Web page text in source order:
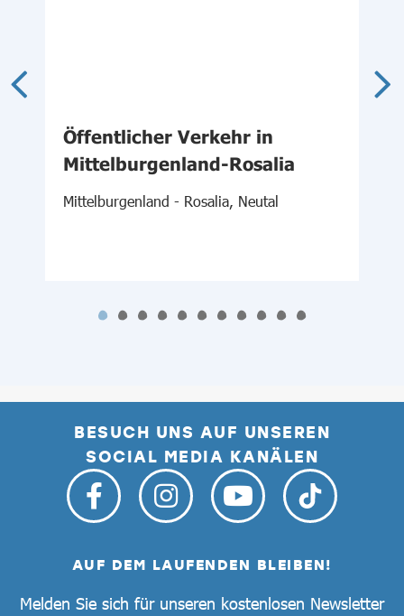
Öffentlicher Verkehr in
Mittelburgenland-Rosalia
Mittelburgenland - Rosalia, Neutal
BESUCH UNS AUF UNSEREN
SOCIAL MEDIA KANÄLEN
AUF DEM LAUFENDEN BLEIBEN!
Melden Sie sich für unseren kostenlosen Newsletter